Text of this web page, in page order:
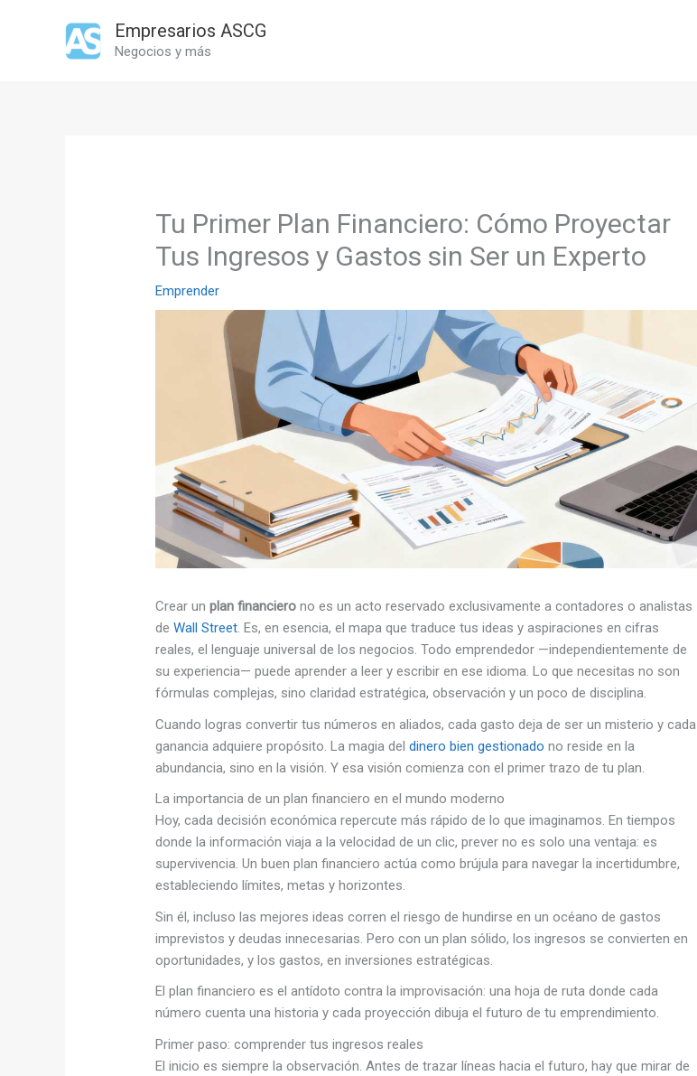
Empresarios ASCG
Negocios y más
Tu Primer Plan Financiero: Cómo Proyectar
Tus Ingresos y Gastos sin Ser un Experto
Emprender
Crear unplan financiero no es un acto reservado exclusivamente a contadores o analistas
de Wall Street. Es, en esencia, el mapa que traduce tus ideas y aspiraciones en cifras
reales, el lenguaje universal de los negocios. Todo emprendedor —independientemente de
su experiencia— puede aprender a leer y escribir en ese idioma. Lo que necesitas no son
fórmulas complejas, sino claridad estratégica, observación y un poco de disciplina.
Cuando logras convertir tus números en aliados, cada gasto deja de ser un misterio y cada
ganancia adquiere propósito. La magia deldinero bien gestionado no reside en la
abundancia, sino en la visión. Y esa visión comienza con el primer trazo de tu plan.
La importancia de un plan financiero en el mundo moderno
Hoy, cada decisión económica repercute más rápido de lo que imaginamos. En tiempos
donde la información viaja a la velocidad de un clic, prever no es solo una ventaja: es
supervivencia. Un buen plan financiero actúa como brújula para navegar la incertidumbre,
estableciendo límites, metas y horizontes.
Sin él, incluso las mejores ideas corren el riesgo de hundirse en un océano de gastos
imprevistos y deudas innecesarias. Pero con un plan sólido, los ingresos se convierten en
oportunidades, y los gastos, en inversiones estratégicas.
El plan financiero es el antídoto contra la improvisación: una hoja de ruta donde cada
número cuenta una historia y cada proyección dibuja el futuro de tu emprendimiento.
Primer paso: comprender tus ingresos reales
El inicio es siempre la observación. Antes de trazar líneas hacia el futuro, hay que mirar de